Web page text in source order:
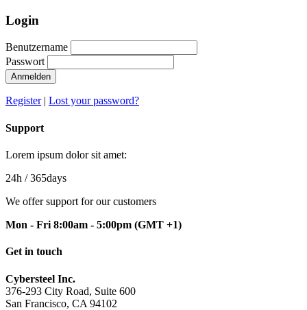
Login
Benutzername
Passwort
Anmelden
Register| Lost your password?
Support
Lorem ipsum dolor sit amet:
24h / 365days
We offer support for our customers
Mon - Fri 8:00am - 5:00pm (GMT +1)
Get in touch
Cybersteel Inc.
376-293 City Road, Suite 600
San Francisco, CA 94102